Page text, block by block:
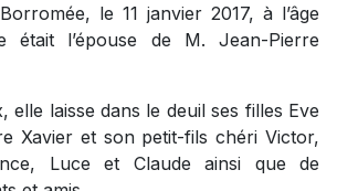
le 11 janvier 2017, à l’âge
était l’épouse de M. Jean-Pierre
elle laisse dans le deuil ses filles Eve
Xavier et son petit-fils chéri Victor,
Luce et Claude ainsi que de